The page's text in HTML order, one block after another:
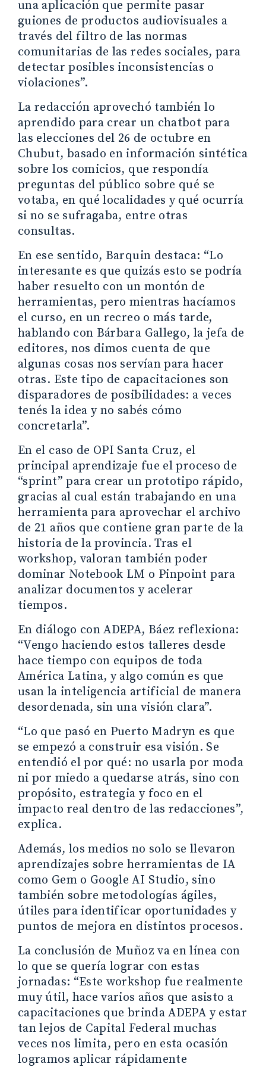
una aplicación que permite pasar
guiones de productos audiovisuales a
través del filtro de las normas
comunitarias de las redes sociales, para
detectar posibles inconsistencias o
violaciones”.
La redacción aprovechó también lo
aprendido para crear un chatbot para
las elecciones del 26 de octubre en
Chubut, basado en información sintética
sobre los comicios, que respondía
preguntas del público sobre qué se
votaba, en qué localidades y qué ocurría
si no se sufragaba, entre otras
consultas.
En ese sentido, Barquin destaca: “Lo
interesante es que quizás esto se podría
haber resuelto con un montón de
herramientas, pero mientras hacíamos
el curso, en un recreo o más tarde,
hablando con Bárbara Gallego, la jefa de
editores, nos dimos cuenta de que
algunas cosas nos servían para hacer
otras. Este tipo de capacitaciones son
disparadores de posibilidades: a veces
tenés la idea y no sabés cómo
concretarla”.
En el caso de OPI Santa Cruz, el
principal aprendizaje fue el proceso de
“sprint” para crear un prototipo rápido,
gracias al cual están trabajando en una
herramienta para aprovechar el archivo
de 21 años que contiene gran parte de la
historia de la provincia. Tras el
workshop, valoran también poder
dominar Notebook LM o Pinpoint para
analizar documentos y acelerar
tiempos.
En diálogo con ADEPA, Báez reflexiona:
“Vengo haciendo estos talleres desde
hace tiempo con equipos de toda
América Latina, y algo común es que
usan la inteligencia artificial de manera
desordenada, sin una visión clara”.
“Lo que pasó en Puerto Madryn es que
se empezó a construir esa visión. Se
entendió el por qué: no usarla por moda
ni por miedo a quedarse atrás, sino con
propósito, estrategia y foco en el
impacto real dentro de las redacciones”,
explica.
Además, los medios no solo se llevaron
aprendizajes sobre herramientas de IA
como Gem o Google AI Studio, sino
también sobre metodologías ágiles,
útiles para identificar oportunidades y
puntos de mejora en distintos procesos.
La conclusión de Muñoz va en línea con
lo que se quería lograr con estas
jornadas: “Este workshop fue realmente
muy útil, hace varios años que asisto a
capacitaciones que brinda ADEPA y estar
tan lejos de Capital Federal muchas
veces nos limita, pero en esta ocasión
logramos aplicar rápidamente